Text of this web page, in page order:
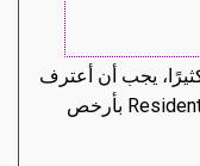
يجب أن أعترف
بأنني متحمس للحصول على Resident Evil 4 Ps5 بأرخص